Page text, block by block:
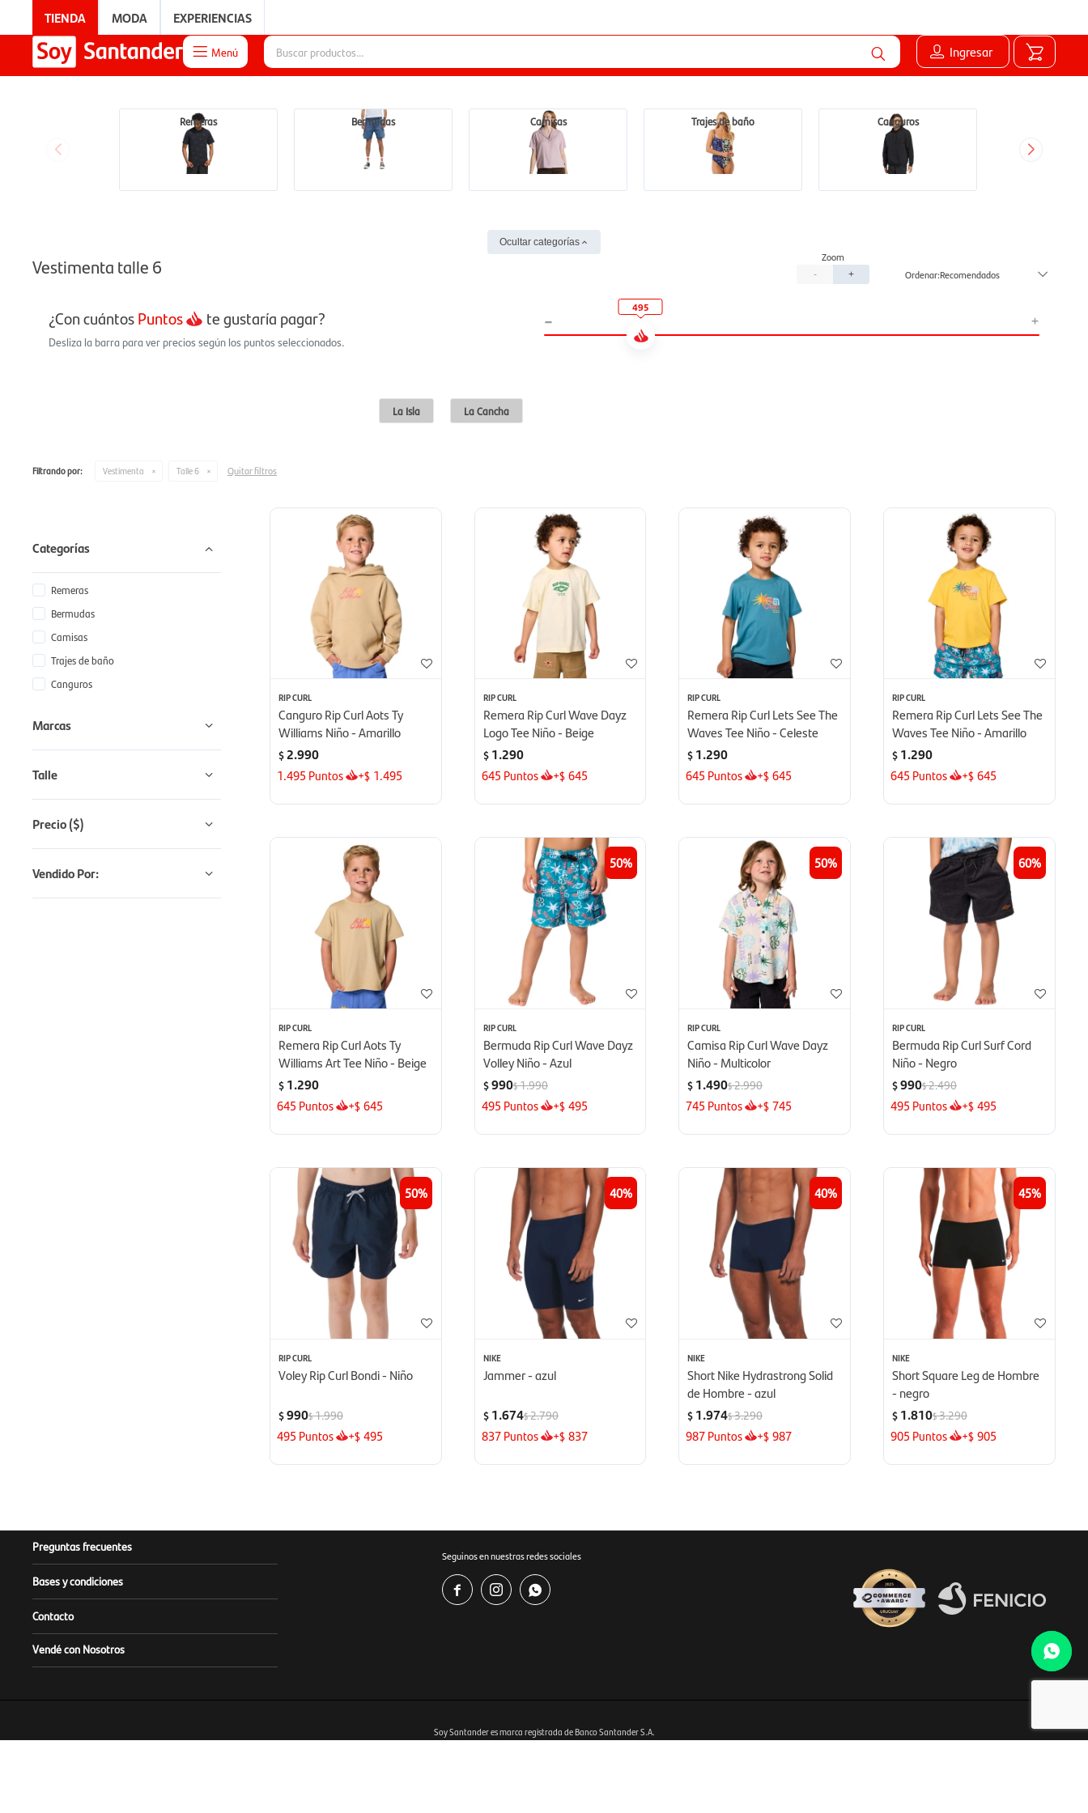
TIENDA MODA EXPERIENCIAS
 Menú Ingresar
Remeras Bermudas Camisas Trajes de baño Canguros
Ocultar categorías
Vestimenta talle 6 - + Recomendados
¿Con cuántosPuntos te gustaría pagar?
Desliza la barra para ver precios según los puntos seleccionados.
- +
495
La Isla La Cancha
Filtrando por: Vestimenta Talle 6 Quitar filtros
RIP CURL
Canguro Rip Curl Aots Ty
Williams Niño - Amarillo
$2.990
1.495 Puntos +$ 1.495
RIP CURL
Remera Rip Curl Wave Dayz
Logo Tee Niño - Beige
$ 1.290
645 Puntos +$ 645
RIP CURL
Remera Rip Curl Lets See The
Waves Tee Niño - Celeste
$ 1.290
645 Puntos +$ 645
RIP CURL
Remera Rip Curl Lets See The
Waves Tee Niño - Amarillo
$ 1.290
645 Puntos +$ 645
RIP CURL
Remera Rip Curl Aots Ty
Williams Art Tee Niño - Beige
$ 1.290
645 Puntos +$ 645
50
RIP CURL
Bermuda Rip Curl Wave Dayz
Volley Niño - Azul
$990$1.990
495 Puntos +$ 495
50
RIP CURL
Camisa Rip Curl Wave Dayz
Niño - Multicolor
$ 1.490$2.990
745 Puntos +$ 745
60
RIP CURL
Bermuda Rip Curl Surf Cord
Niño - Negro
$990$2.490
495 Puntos +$ 495
50
RIP CURL
Voley Rip Curl Bondi - Niño
$990$1.990
495 Puntos +$ 495
40
NIKE
Jammer - azul
$ 1.674$2.790
837Puntos +$ 837
40
NIKE
Short Nike Hydrastrong Solid
de Hombre - azul
$ 1.974$3.290
987Puntos +$ 987
45
NIKE
Short Square Leg de Hombre
- negro
$ 1.810$3.290
905 Puntos +$ 905
Categorías
Remeras
Bermudas
Camisas
Trajes de baño
Canguros
Marcas
Talle
Precio($)
Vendido Por:
Preguntas frecuentes
Bases y condiciones
Contacto
Vendé con Nosotros
Seguinos en nuestras redes sociales
  
Fenicio eCommerce Uruguay
Soy Santander es marca registrada de Banco Santander S.A.